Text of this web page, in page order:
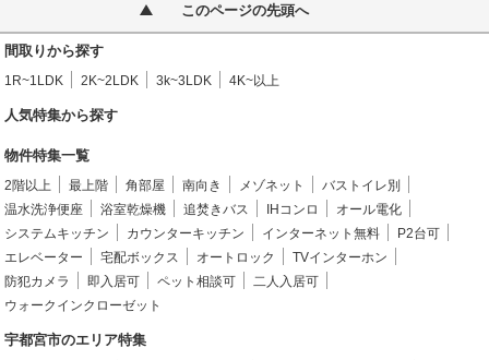
このページの先頭へ
間取りから探す
1R~1LDK 2K~2LDK 3k~3LDK 4K~以上
人気特集から探す
物件特集一覧
2階以上 最上階 角部屋 南向き メゾネット
バストイレ別
温水洗浄便座
浴室乾燥機 追焚きバス IHコンロ
オール電化
システムキッチン
カウンターキッチン インターネット無料
P2台可
エレベーター
宅配ボックス オートロック
TVインターホン
防犯カメラ
即入居可 ペット相談可
二人入居可
ウォークインクローゼット
宇都宮市のエリア特集